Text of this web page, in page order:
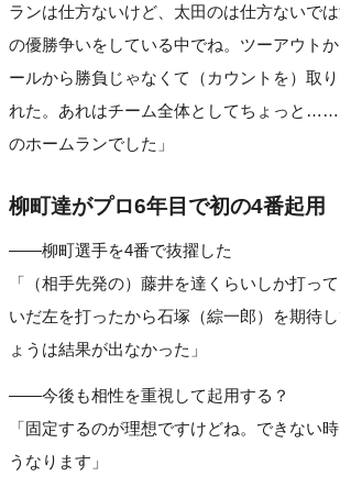
ランは仕方ないけど、太田のは仕方ないで
の優勝争いをしている中でね。ツーアウト
ールから勝負じゃなくて（カウントを）取
れた。あれはチーム全体としてちょっと……
のホームランでした」
柳町達がプロ6年目で初の4番起用
――柳町選手を4番で抜擢した
「（相手先発の）藤井を達くらいしか打っ
いだ左を打ったから石塚（綜一郎）を期待
ょうは結果が出なかった」
――今後も相性を重視して起用する？
「固定するのが理想ですけどね。できない
うなります」